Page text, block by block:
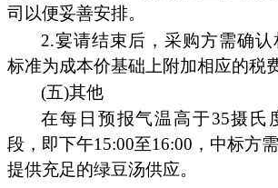
司以便妥善安排。
2.宴请结束后，采购方需确
标准为成本价基础上附加相应的税费
(五)其他
在每日预报气温高于35摄氏
段，即下午15:00至16:00，中标方
提供充足的绿豆汤供应。